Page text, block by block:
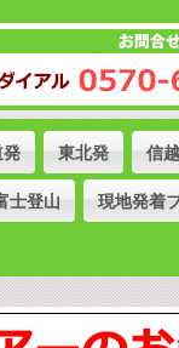
発 東北発 信
士登山 現地発着